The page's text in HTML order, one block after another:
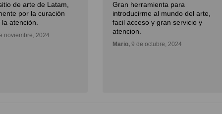
de arte de Latam,
por la curación
atención.
noviembre, 2024
Gran herramienta para
introducirme al mundo del arte,
facil acceso y gran servicio y
atencion.
Mario, 9 de octubre, 2024